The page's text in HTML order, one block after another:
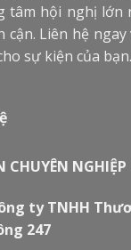
tâm hội nghị lớn
cận. Liên hệ
sự kiện của bạn.
NGHIỆP
ty TNHH
247